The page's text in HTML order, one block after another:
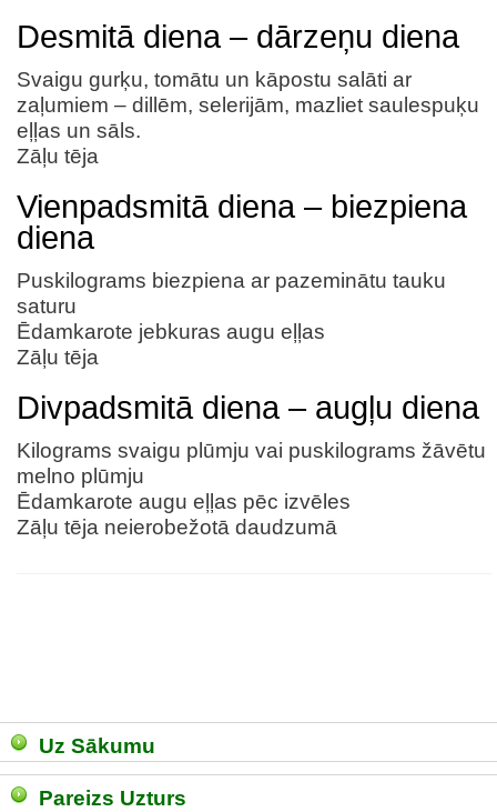
Uz Sākumu
Pareizs Uzturs
Desmitā diena – dārzeņu diena
Svaigu gurķu, tomātu un kāpostu salāti ar
zaļumiem – dillēm, selerijām, mazliet saulespuķu
eļļas un sāls.
Zāļu tēja
Vienpadsmitā diena – biezpiena
diena
Puskilograms biezpiena ar pazeminātu tauku
saturu
Ēdamkarote jebkuras augu eļļas
Zāļu tēja
Divpadsmitā diena – augļu diena
Kilograms svaigu plūmju vai puskilograms žāvētu
melno plūmju
Ēdamkarote augu eļļas pēc izvēles
Zāļu tēja neierobežotā daudzumā